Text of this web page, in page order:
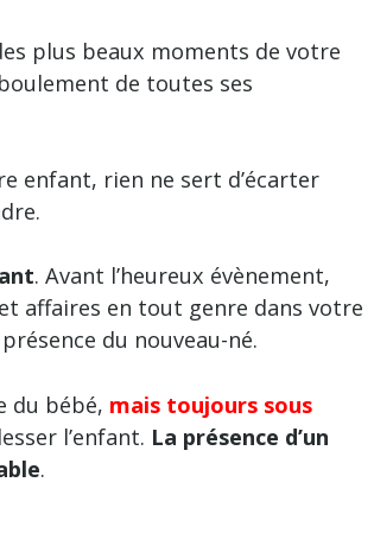
plus beaux moments de votre
de toutes ses
enfant, rien ne sert d’écarter
. Avant l’heureux évènement,
affaires en tout genre dans votre
du nouveau-né.
du bébé, mais toujours sous
l’enfant. La présence d’un
.